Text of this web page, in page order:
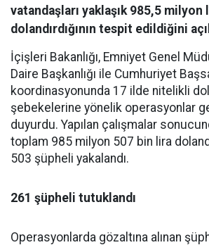
vatandaşları yaklaşık 985,5 milyon
dolandırdığının tespit edildiğini
İçişleri Bakanlığı, Emniyet Genel
Daire Başkanlığı ile Cumhuriyet
koordinasyonunda 17 ilde nitelikli
şebekelerine yönelik operasyonlar
duyurdu. Yapılan çalışmalar
toplam 985 milyon 507 bin lira
503 şüpheli yakalandı.
261 şüpheli tutuklandı
Operasyonlarda gözaltına alınan